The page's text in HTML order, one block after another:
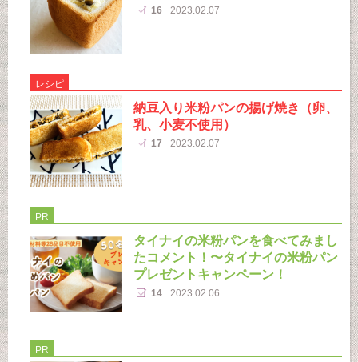
16 2023.02.07
レシピ
納豆入り米粉パンの揚げ焼き（卵、
乳、小麦不使用）
17 2023.02.07
PR
タイナイの米粉パンを食べてみまし
たコメント！〜タイナイの米粉パン
プレゼントキャンペーン！
14 2023.02.06
PR